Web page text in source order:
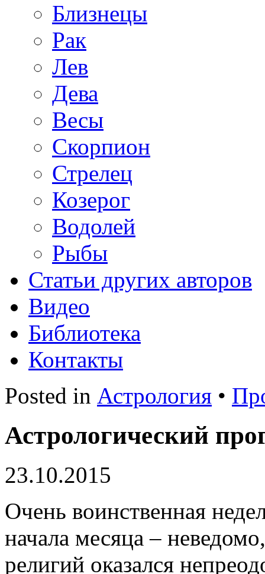
Близнецы
Рак
Лев
Дева
Весы
Скорпион
Стрелец
Козерог
Водолей
Рыбы
Статьи других авторов
Видео
Библиотека
Контакты
Posted in Астрология •
Астрологический
23.10.2015
Очень воинственная
начала месяца –
религий оказался